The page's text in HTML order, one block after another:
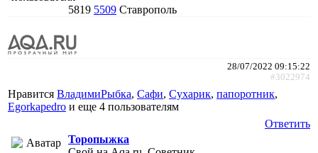
5819 5509 Ставрополь
28/07/2022 09:15:22
#3022974
Нравится ВладимиРыбка, Сафи, Сухарик, папоротник,
Egorkapedro и еще 4 пользователям
Ответить
Торопыжка